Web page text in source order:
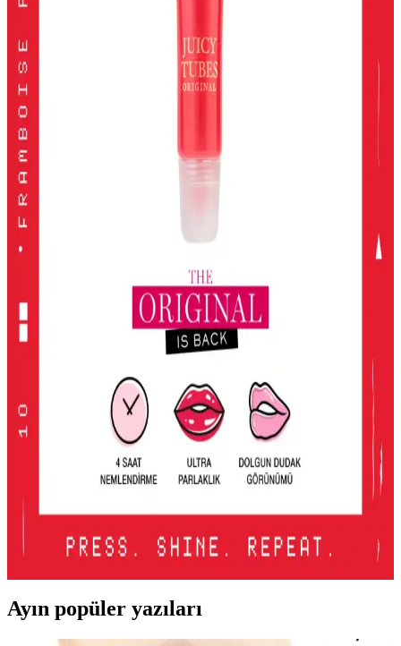
Kiko Milano'nun Unlımıted Double Touch serisi, yüksek
pigmentasyon ve uzun süre kalıcılık sunan iki aşamalı likit ruj
koleksiyonudur. Doğal ve şık görünüm için ideal seçenekler içerir.
2024 Yılında En İyi Far Paletleri: Renk ve Kalitenin
Buluşması
2024'te öne çıkan yüksek pigmentasyon ve geniş renk
seçenekleriyle en iyi far paletleri, kalıcılık ve çok yönlülük sunarak
makyajda fark yaratmanızı sağlar.
KIKO Unlimited Blush: Doğal Görünüm İçin Kalıcı
ve Hafif Allık Seçeneği
KIKO'nun Unlimited Blush allığı, kalıcı, hafif ve doğal görünüm
sağlayan pembe tonlarıyla günlük makyajda ideal, pratik ve uygun
fiyatlı bir seçenek.
2016'dan Günümüze Asya Makyaj Trendlerinin
Değişimi ve Güncel Stil Yaklaşımları
2016'dan günümüze Asya makyaj trendleri, parlak renklerden doğal
tonlara ve belirgin uygulamalara evrildi. Dudak, göz ve cilt
makyajındaki değişimler detaylı şekilde incelenmektedir.
Lancome Juicy Tubes Nemlendirici Lip Gloss
İncelemesi ve Kullanıcı Deneyimleri
Lancome Juicy Tubes, 20 yılı aşkın süredir popüler olan, parlaklık
katan nemlendirici lip gloss ürünüdür. Kullanımı kolay ve taşınabilir
tasarımıyla öne çıkar.
Ayın popüler yazıları